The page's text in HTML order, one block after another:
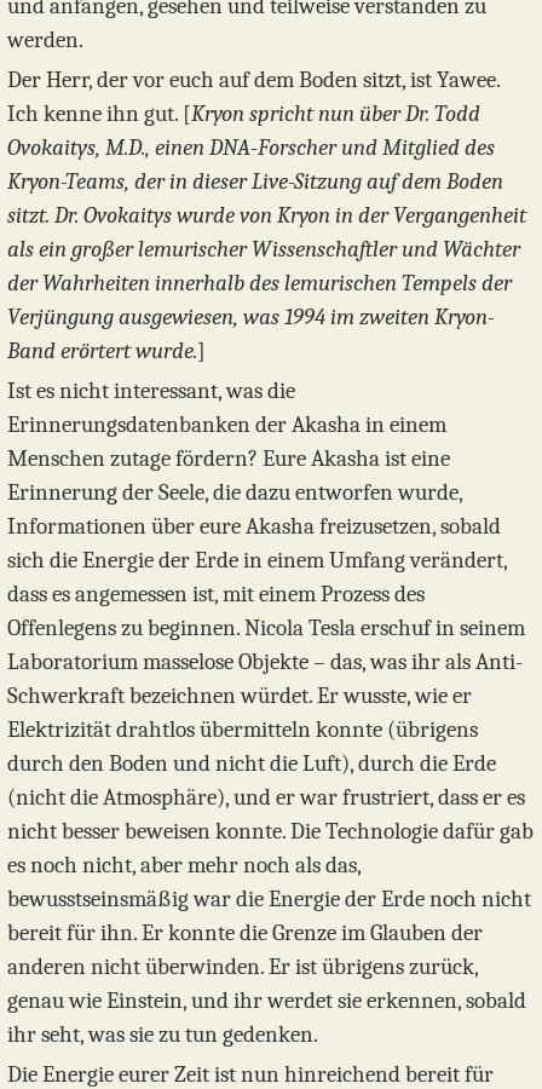
und anfangen, gesehen und teilweise verstanden zu
werden.
Der Herr, der vor euch auf dem Boden sitzt, ist Yawee.
Ich kenne ihn gut. [Kryon spricht nun über Dr. Todd
Ovokaitys, M.D., einen DNA-Forscher und Mitglied des
Kryon-Teams, der in dieser Live-Sitzung auf dem Boden
sitzt. Dr. Ovokaitys wurde von Kryon in der Vergangenheit
als ein großer lemurischer Wissenschaftler und Wächter
der Wahrheiten innerhalb des lemurischen Tempels der
Verjüngung ausgewiesen, was 1994 im zweiten Kryon-
Band erörtert wurde.]
Ist es nicht interessant, was die
Erinnerungsdatenbanken der Akasha in einem
Menschen zutage fördern? Eure Akasha ist eine
Erinnerung der Seele, die dazu entworfen wurde,
Informationen über eure Akasha freizusetzen, sobald
sich die Energie der Erde in einem Umfang verändert,
dass es angemessen ist, mit einem Prozess des
Offenlegens zu beginnen. Nicola Tesla erschuf in seinem
Laboratorium masselose Objekte – das, was ihr als Anti-
Schwerkraft bezeichnen würdet. Er wusste, wie er
Elektrizität drahtlos übermitteln konnte (übrigens
durch den Boden und nicht die Luft), durch die Erde
(nicht die Atmosphäre), und er war frustriert, dass er es
nicht besser beweisen konnte. Die Technologie dafür gab
es noch nicht, aber mehr noch als das,
bewusstseinsmäßig war die Energie der Erde noch nicht
bereit für ihn. Er konnte die Grenze im Glauben der
anderen nicht überwinden. Er ist übrigens zurück,
genau wie Einstein, und ihr werdet sie erkennen, sobald
ihr seht, was sie zu tun gedenken.
Die Energie eurer Zeit ist nun hinreichend bereit für